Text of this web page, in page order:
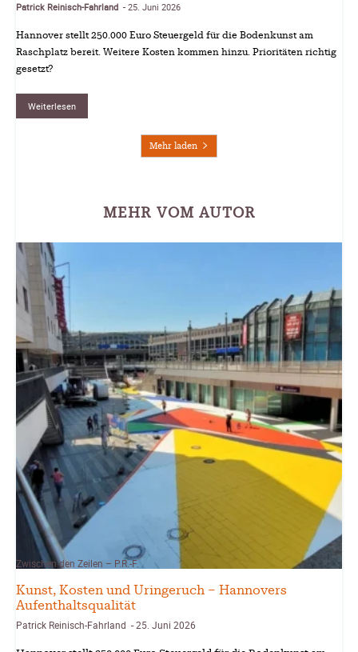
Patrick Reinisch-Fahrland - 25. Juni 2026
Hannover stellt 250.000 Euro Steuergeld für die Bodenkunst am
Raschplatz bereit. Weitere Kosten kommen hinzu. Prioritäten richtig
gesetzt?
Weiterlesen
Mehr laden
MEHR VOM AUTOR
Zwischen den Zeilen – P.R.-F.
Kunst, Kosten und Uringeruch – Hannovers
Aufenthaltsqualität
Patrick Reinisch-Fahrland -25. Juni 2026